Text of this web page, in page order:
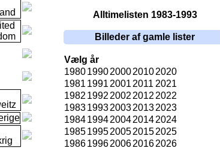
Alltimelisten 1983-1993
Billeder af gamle lister
Vælg år
19801990200020102020
1981 1991 2001 2011 2021
1982 1992 2002 2012 2022
19831993200320132023
19841994200420142024
19851995200520152025
19861996200620162026